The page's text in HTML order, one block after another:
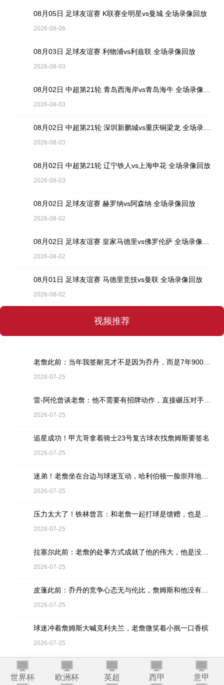
08月05日 足球友谊赛 K联赛全明星vs曼城 全场录像回放
2026-08-06
08月03日 足球友谊赛 利物浦vs利兹联 全场录像回放
2026-08-03
2026-08-03
2026-08-03
08月02日 中超第21轮 辽宁铁人vs上海申花 全场录像回放
2026-08-03
08月02日 足球友谊赛 赫罗纳vs阿森纳 全场录像回放
2026-08-02
2026-08-02
08月01日 足球友谊赛 马德里竞技vs曼联 全场录像回放
2026-08-02
视频推荐
2026-07-25
2026-07-25
追星成功！甲亢哥拿着骑士23号复古球衣找詹姆斯要签名
2026-07-25
2026-07-25
2026-07-25
2026-07-25
2026-07-25
球迷冲着詹姆斯大喊克利夫兰，老詹微笑着小抿一口香槟
2026-07-25
2026-07-25
世界杯 欧洲杯 英超 西甲 意甲